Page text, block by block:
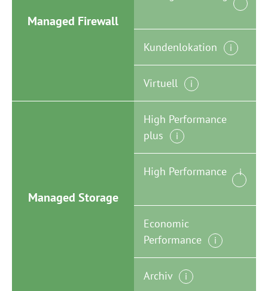
Managed Firewall
Kundenlokation i
Virtuell i
Managed Storage
High Performance
plus
i
High Performance i
Economic
Performance
i
Archiv i